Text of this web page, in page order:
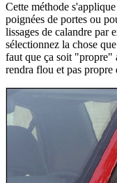
Cette méthode
poignées de portes ou
lissages de calandre par
sélectionnez la chose
faut que ça soit "propre"
rendra flou et pas propre